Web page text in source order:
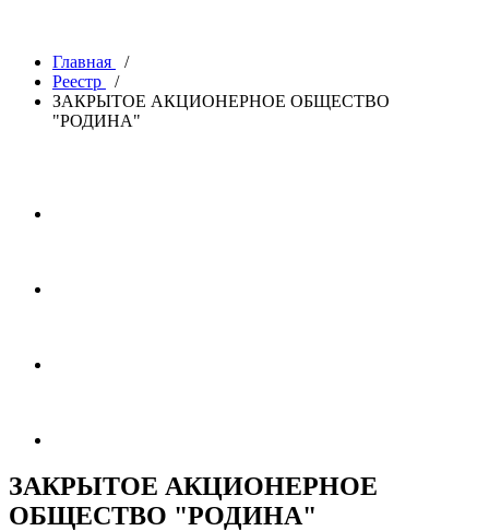
Главная
/
Реестр
/
ЗАКРЫТОЕ АКЦИОНЕРНОЕ ОБЩЕСТВО
"РОДИНА"
ЗАКРЫТОЕ АКЦИОНЕРНОЕ
ОБЩЕСТВО "РОДИНА"